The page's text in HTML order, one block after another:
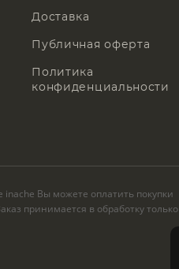
Доставка
Публичная оферта
Политика
конфиденциальности
inache Вы можете оплатить покупки
принимается в обработку только